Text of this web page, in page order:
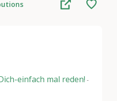
einfach mal reden! -